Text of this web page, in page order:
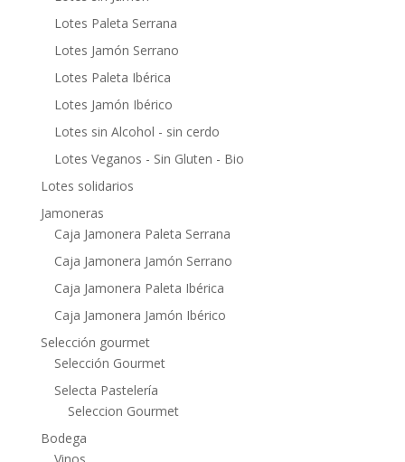
Lotes Paleta Serrana
Lotes Jamón Serrano
Lotes Paleta Ibérica
Lotes Jamón Ibérico
Lotes sin Alcohol - sin cerdo
Lotes Veganos - Sin Gluten - Bio
Lotes solidarios
Jamoneras
Caja Jamonera Paleta Serrana
Caja Jamonera Jamón Serrano
Caja Jamonera Paleta Ibérica
Caja Jamonera Jamón Ibérico
Selección gourmet
Selección Gourmet
Selecta Pastelería
Seleccion Gourmet
Bodega